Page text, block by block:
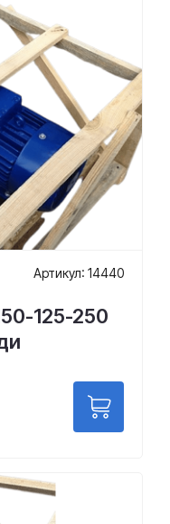
Артикул: 14440
125-250